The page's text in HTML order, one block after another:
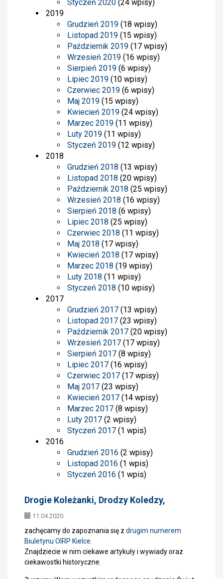
Styczeń 2020 (24 wpisy)
2019
Grudzień 2019 (18 wpisy)
Listopad 2019 (15 wpisy)
Październik 2019 (17 wpisy)
Wrzesień 2019 (16 wpisy)
Sierpień 2019 (6 wpisy)
Lipiec 2019 (10 wpisy)
Czerwiec 2019 (6 wpisy)
Maj 2019 (15 wpisy)
Kwiecień 2019 (24 wpisy)
Marzec 2019 (11 wpisy)
Luty 2019 (11 wpisy)
Styczeń 2019 (12 wpisy)
2018
Grudzień 2018 (13 wpisy)
Listopad 2018 (20 wpisy)
Październik 2018 (25 wpisy)
Wrzesień 2018 (16 wpisy)
Sierpień 2018 (6 wpisy)
Lipiec 2018 (25 wpisy)
Czerwiec 2018 (11 wpisy)
Maj 2018 (17 wpisy)
Kwiecień 2018 (17 wpisy)
Marzec 2018 (19 wpisy)
Luty 2018 (11 wpisy)
Styczeń 2018 (10 wpisy)
2017
Grudzień 2017 (13 wpisy)
Listopad 2017 (23 wpisy)
Październik 2017 (20 wpisy)
Wrzesień 2017 (17 wpisy)
Sierpień 2017 (8 wpisy)
Lipiec 2017 (16 wpisy)
Czerwiec 2017 (17 wpisy)
Maj 2017 (23 wpisy)
Kwiecień 2017 (14 wpisy)
Marzec 2017 (8 wpisy)
Luty 2017 (2 wpisy)
Styczeń 2017 (1 wpis)
2016
Grudzień 2016 (2 wpisy)
Listopad 2016 (1 wpis)
Styczeń 2016 (1 wpis)
Drogie Koleżanki, Drodzy Koledzy,
11.04.2020
zachęcamy do zapoznania się z drugim numerem
Biuletynu OIRP Kielce
Znajdziecie w nim ciekawe artykuły i wywiady oraz
ciekawostki historyczne.